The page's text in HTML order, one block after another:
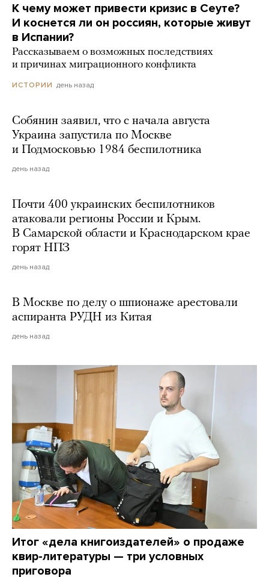
К чему может привести кризис в Сеуте?
И коснется ли он россиян, которые живут
в Испании?
Рассказываем о возможных последствиях
и причинах миграционного конфликта
ИСТОРИИ день назад
Собянин заявил, что с начала августа
Украина запустила по Москве
и Подмосковью 1984 беспилотника
день назад
Почти 400 украинских беспилотников
атаковали регионы России и Крым.
В Самарской области и Краснодарском крае
горят НПЗ
день назад
В Москве по делу о шпионаже арестовали
аспиранта РУДН из Китая
день назад
Итог «дела книгоиздателей» о продаже
квир-литературы — три условных
приговора